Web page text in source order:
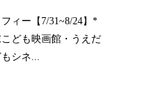
フィー【7/31~8/24】*
ども映画館・うえだ
シネ...